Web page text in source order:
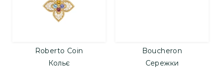
Roberto Coin
Кольє
Boucheron
Сережки